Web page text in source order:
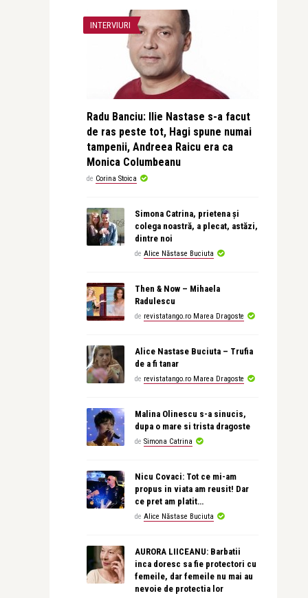
INTERVIURI
Radu Banciu: Ilie Nastase s-a facut
de ras peste tot, Hagi spune numai
tampenii, Andreea Raicu era ca
Monica Columbeanu
de Corina Stoica
Simona Catrina, prietena și
colega noastră, a plecat, astăzi,
dintre noi
de Alice Năstase Buciuta
Then & Now – Mihaela
Radulescu
de revistatango.ro Marea Dragoste
Alice Nastase Buciuta – Trufia
de a fi tanar
de revistatango.ro Marea Dragoste
Malina Olinescu s-a sinucis,
dupa o mare si trista dragoste
de Simona Catrina
Nicu Covaci: Tot ce mi-am
propus in viata am reusit! Dar
ce pret am platit…
de Alice Năstase Buciuta
AURORA LIICEANU: Barbatii
inca doresc sa fie protectori cu
femeile, dar femeile nu mai au
nevoie de protectia lor